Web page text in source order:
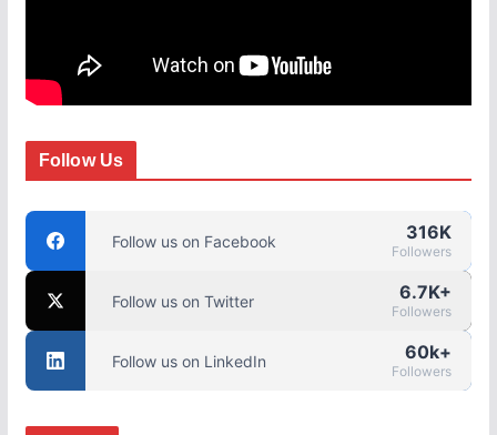
Follow Us
Follow us on Facebook 316K
Followers
Follow us on Twitter 6.7K+
Followers
Follow us on LinkedIn 60k+
Followers